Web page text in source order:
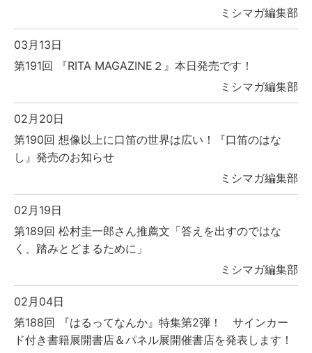
ミシマガ編集部
03月13日
第191回 『RITA MAGAZINE２』本日発売です！
ミシマガ編集部
02月20日
第190回 想像以上に口笛の世界は広い！『口笛のはな
し』発売のお知らせ
ミシマガ編集部
02月19日
第189回 松村圭一郎さん推薦文「答えを出すのではな
く、踏みとどまるために」
ミシマガ編集部
02月04日
第188回 『はるってなんか』特集第2弾！ サインカー
ド付き書籍展開書店＆パネル展開催書店を発表します！